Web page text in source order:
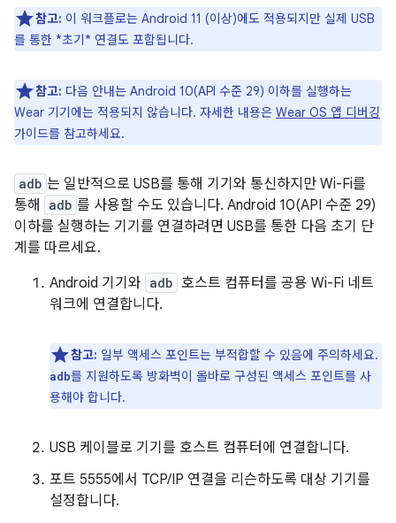
참고: 이 워크플로는 Android 11 (이상)에도 적용되지만 실제 USB
를 통한 *초기* 연결도 포함됩니다.
참고: 다음 안내는 Android 10(API 수준 29) 이하를 실행하는
Wear 기기에는 적용되지 않습니다. 자세한 내용은 Wear OS 앱 디버깅
가이드를 참고하세요.
adb 는 일반적으로 USB를 통해 기기와 통신하지만 Wi-Fi를
통해
adb 를 사용할 수도 있습니다. Android 10(API 수준 29)
이하를 실행하는 기기를 연결하려면 USB를 통한 다음 초기 단
계를 따르세요.
Android 기기와 adb 호스트 컴퓨터를 공용 Wi-Fi 네트
워크에 연결합니다.
참고: 일부 액세스 포인트는 부적합할 수 있음에 주의하세요.
adb를 지원하도록 방화벽이 올바로 구성된 액세스 포인트를 사
용해야 합니다.
USB 케이블로 기기를 호스트 컴퓨터에 연결합니다.
포트 5555에서 TCP/IP 연결을 리슨하도록 대상 기기를
설정합니다.